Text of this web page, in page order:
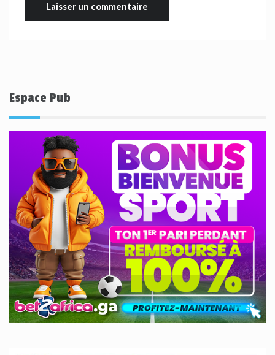
Espace Pub